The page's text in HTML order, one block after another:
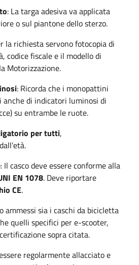
: La targa adesiva va applicata
o sul piantone dello sterzo.
la richiesta servono fotocopia di
codice fiscale e il modello di
Motorizzazione.
: Ricorda che i monopattini
anche di indicatori luminosi di
su entrambe le ruote.
per tutti,
: Il casco deve essere conforme alla
EN 1078. Deve riportare
CE.
ammessi sia i caschi da bicicletta
quelli specifici per e-scooter,
sopra citata.
regolarmente allacciato e